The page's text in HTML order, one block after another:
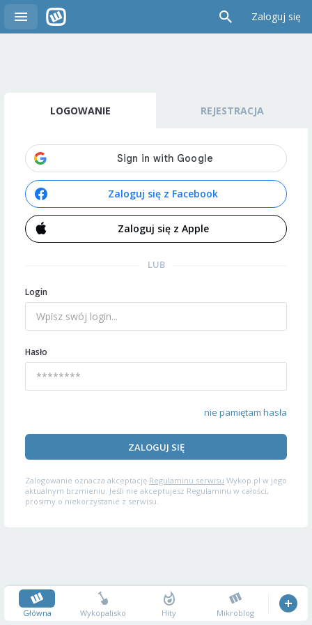
Zaloguj się
LOGOWANIE REJESTRACJA
Zaloguj się z Facebook
Zaloguj się z Apple
LUB
Login
Hasło
nie pamiętam hasła
ZALOGUJ SIĘ
Zalogowanie oznacza akceptację Regulaminu serwisu Wykop.pl w jego
aktualnym brzmieniu. Jeśli nie akceptujesz Regulaminu w całości,
prosimy o niekorzystanie z serwisu.
Główna Wykopalisko Hity Mikroblog